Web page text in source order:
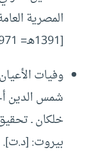
المصرية
[1391هـ= 1971م].
وفيات
شمس الدين
خلكان ـ
بيروت: [د.ت].